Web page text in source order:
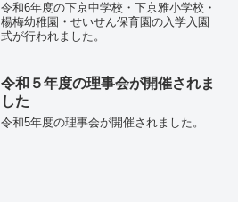
令和6年度の下京中学校・下京雅小学校・
楊梅幼稚園・せいせん保育園の入学入園
式が行われました。
令和５年度の理事会が開催されま
した
令和5年度の理事会が開催されました。